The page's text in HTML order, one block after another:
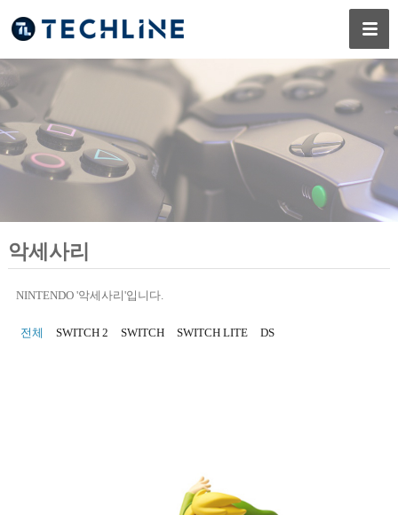
악세사리
NINTENDO '악세사리'입니다.
전체 SWITCH 2 SWITCH SWITCH LITE DS